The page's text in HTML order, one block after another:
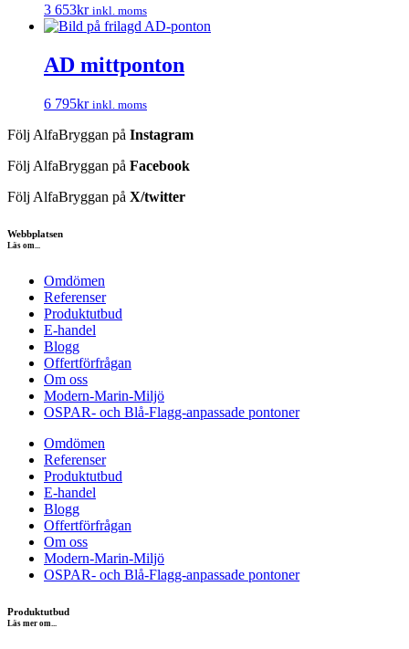
3 653kr inkl. moms
AD mittponton
6 795kr inkl. moms
Följ AlfaBryggan på Instagram
Följ AlfaBryggan på Facebook
Följ AlfaBryggan på X/twitter
Webbplatsen
Läs om...
Omdömen
Referenser
Produktutbud
E-handel
Blogg
Offertförfrågan
Om oss
Modern-Marin-Miljö
OSPAR- och Blå-Flagg-anpassade pontoner
Omdömen
Referenser
Produktutbud
E-handel
Blogg
Offertförfrågan
Om oss
Modern-Marin-Miljö
OSPAR- och Blå-Flagg-anpassade pontoner
Produktutbud
Läs mer om...